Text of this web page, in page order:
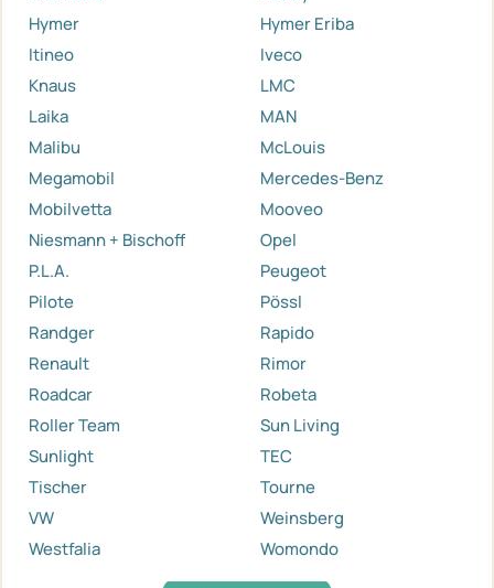
Hymer
Hymer Eriba
Itineo
Iveco
Knaus
LMC
Laika
MAN
Malibu
McLouis
Megamobil
Mercedes-Benz
Mobilvetta
Mooveo
Niesmann + Bischoff
Opel
P.L.A.
Peugeot
Pilote
Pössl
Randger
Rapido
Renault
Rimor
Roadcar
Robeta
Roller Team
Sun Living
Sunlight
TEC
Tischer
Tourne
VW
Weinsberg
Westfalia
Womondo